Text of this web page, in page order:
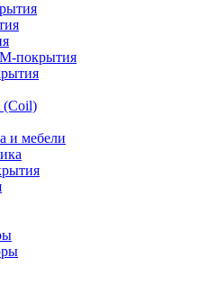
покрытия
(Coil)
и мебели